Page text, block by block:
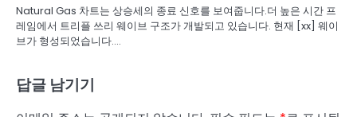
Natural Gas 차트는 상승세의 종료 신호를 보여줍니다.더 높은 시간 프
레임에서 트리플 쓰리 웨이브 구조가 개발되고 있습니다. 현재 [xx] 웨이
브가 형성되었습니다.…
답글 남기기